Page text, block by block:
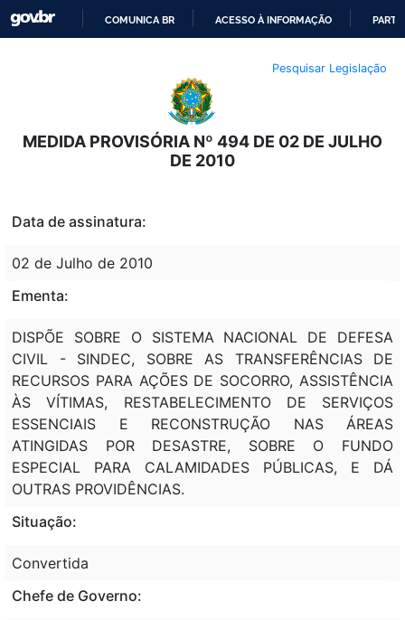
O
CONTEÚDO
COMUNICA BR ACESSO À INFORMAÇÃO
Pesquisar Legislação
MEDIDA PROVISÓRIA Nº 494 DE 02 DE JULHO
DE 2010
Data de assinatura:
02 de Julho de 2010
Ementa:
DISPÕE SOBRE O SISTEMA NACIONAL DE DEFESA
CIVIL - SINDEC, SOBRE AS TRANSFERÊNCIAS DE
RECURSOS PARA AÇÕES DE SOCORRO, ASSISTÊNCIA
ÀS VÍTIMAS, RESTABELECIMENTO DE SERVIÇOS
ESSENCIAIS E RECONSTRUÇÃO NAS ÁREAS
ATINGIDAS POR DESASTRE, SOBRE O FUNDO
ESPECIAL PARA CALAMIDADES PÚBLICAS, E DÁ
OUTRAS PROVIDÊNCIAS.
Situação:
Convertida
Chefe de Governo: